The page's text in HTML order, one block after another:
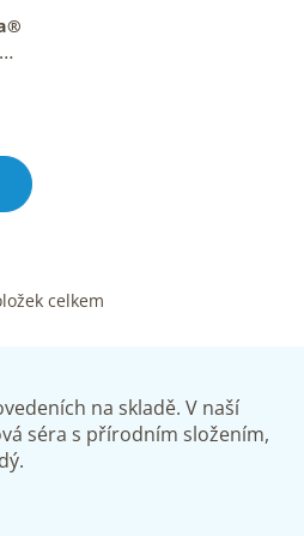
O
d
a
c
celkem
na skladě. V naší
séra s přírodním složením,